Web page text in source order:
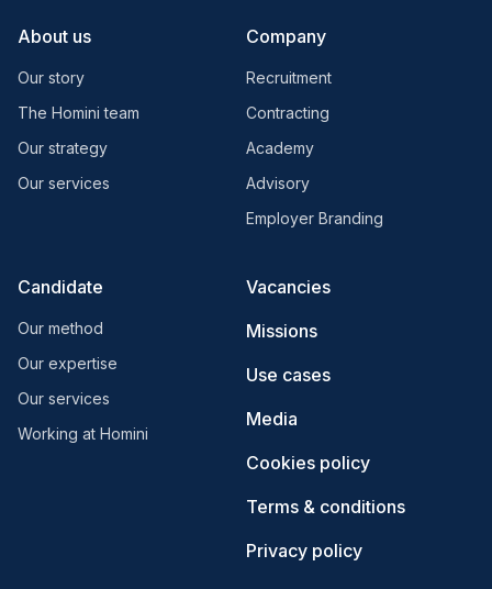
About us
Our story
The Homini team
Our strategy
Our services
Company
Recruitment
Contracting
Academy
Advisory
Employer Branding
Candidate
Our method
Our expertise
Our services
Working at Homini
Vacancies
Missions
Use cases
Media
Cookies policy
Terms & conditions
Privacy policy